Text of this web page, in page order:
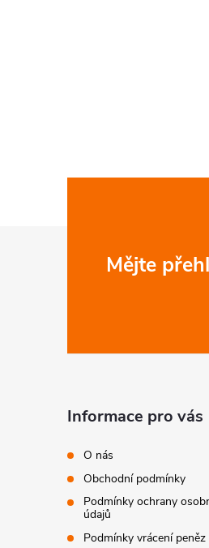
Mějte
Informace pro vás
O nás
Obchodní podmínky
Podmínky ochrany
údajů
Podmínky vrácení peněz